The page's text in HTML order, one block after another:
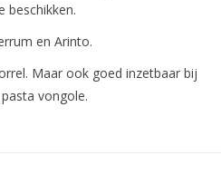
beschikken.
en Arinto.
Maar ook goed inzetbaar bij
vongole.